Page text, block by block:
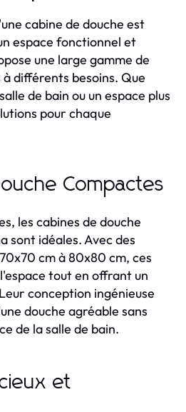
cabine de douche est
espace fonctionnel et
une large gamme de
différents besoins. Que
de bain ou un espace plus
pour chaque
Compactes
les cabines de douche
sont idéales. Avec des
cm à 80x80 cm, ces
tout en offrant un
conception ingénieuse
douche agréable sans
de la salle de bain.
et